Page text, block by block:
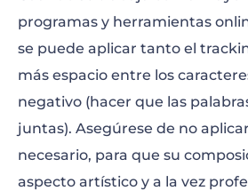
programas y herramientas
se puede aplicar tanto el
más espacio entre los
negativo (hacer que las
juntas). Asegúrese de no
necesario, para que su
aspecto artístico y a la vez